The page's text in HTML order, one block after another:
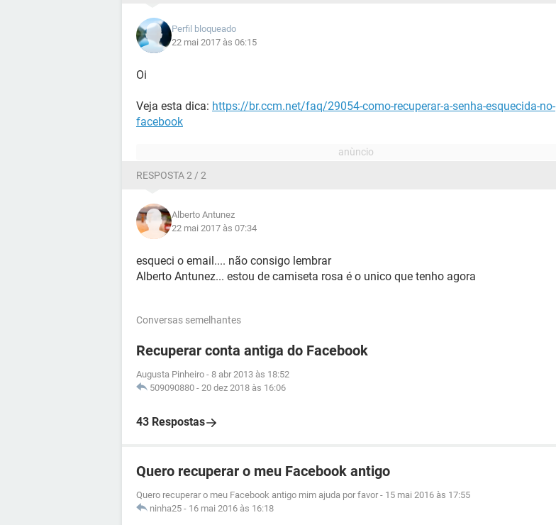
Perfil bloqueado
22 mai 2017 às 06:15
Oi
Veja esta dica: https://br.ccm.net/faq/29054-como-recuperar-a-senha-esquecida-no-
facebook
RESPOSTA 2 / 2
Alberto Antunez
22 mai 2017 às 07:34
esqueci o email.... não consigo lembrar
Alberto Antunez... estou de camiseta rosa é o unico que tenho agora
Conversas semelhantes
Recuperar conta antiga do Facebook
Augusta Pinheiro - 8 abr 2013 às 18:52
509090880 - 20 dez 2018 às 16:06
43 Respostas
Quero recuperar o meu Facebook antigo
Quero recuperar o meu Facebook antigo mim ajuda por favor - 15 mai 2016 às 17:55
ninha25 - 16 mai 2016 às 16:18